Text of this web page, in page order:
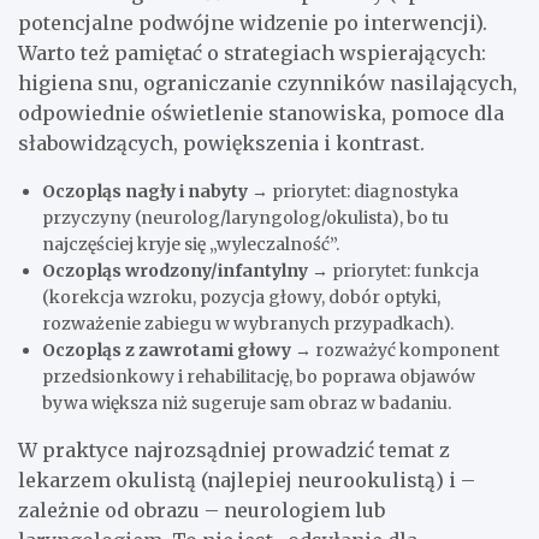
potencjalne podwójne widzenie po interwencji).
Warto też pamiętać o strategiach wspierających:
higiena snu, ograniczanie czynników nasilających,
odpowiednie oświetlenie stanowiska, pomoce dla
słabowidzących, powiększenia i kontrast.
Oczopląs nagły i nabyty → priorytet: diagnostyka
przyczyny (neurolog/laryngolog/okulista), bo tu
najczęściej kryje się „wyleczalność”.
Oczopląs wrodzony/infantylny → priorytet: funkcja
(korekcja wzroku, pozycja głowy, dobór optyki,
rozważenie zabiegu w wybranych przypadkach).
Oczopląs z zawrotami głowy → rozważyć komponent
przedsionkowy i rehabilitację, bo poprawa objawów
bywa większa niż sugeruje sam obraz w badaniu.
W praktyce najrozsądniej prowadzić temat z
lekarzem okulistą (najlepiej neurookulistą) i –
zależnie od obrazu – neurologiem lub